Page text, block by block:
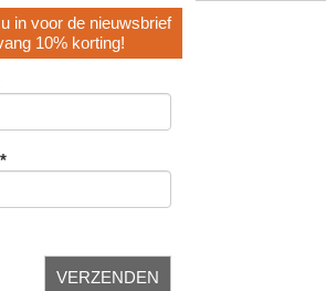
in voor de nieuwsbrief
10% korting!